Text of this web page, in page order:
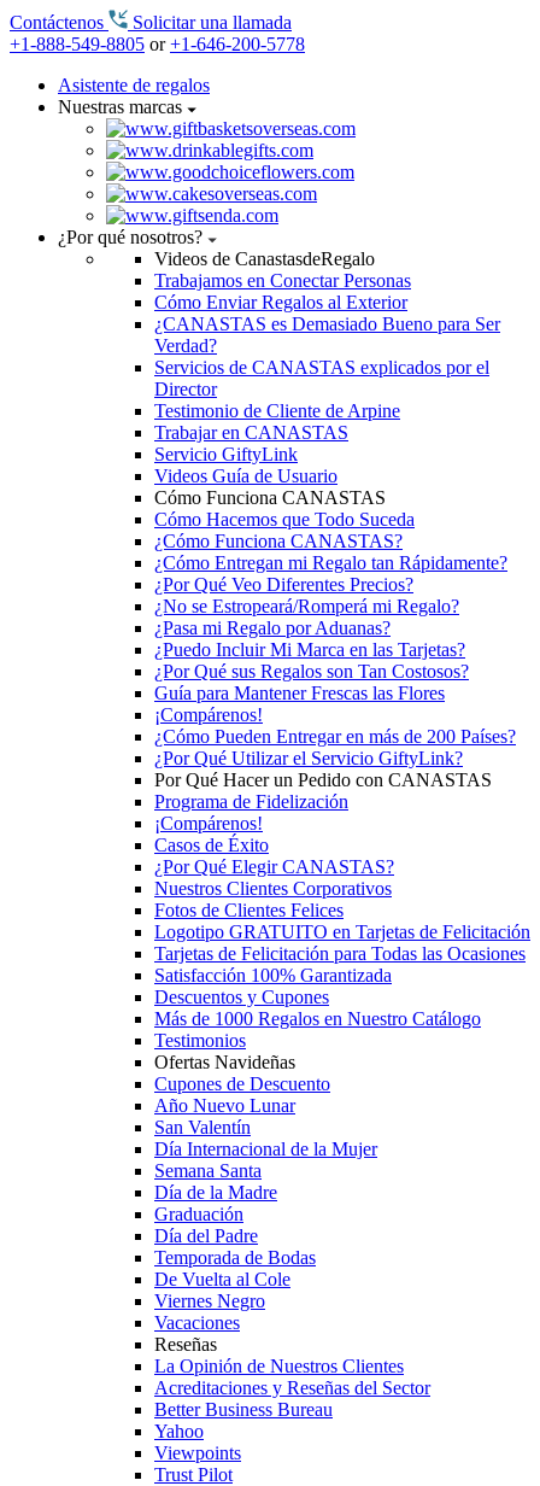
Contáctenos
Solicitar una llamada
+1-888-549-8805 or+1-646-200-5778
Asistente de regalos
Nuestras marcas
¿Por qué nosotros?
Videos de CanastasdeRegalo
Trabajamos en Conectar Personas
Cómo Enviar Regalos al Exterior
¿CANASTAS es Demasiado Bueno para Ser
Verdad?
Servicios de CANASTAS explicados por el
Director
Testimonio de Cliente de Arpine
Trabajar en CANASTAS
Servicio GiftyLink
Videos Guía de Usuario
Cómo Funciona CANASTAS
Cómo Hacemos que Todo Suceda
¿Cómo Funciona CANASTAS?
¿Cómo Entregan mi Regalo tan Rápidamente?
¿Por Qué Veo Diferentes Precios?
¿No se Estropeará/Romperá mi Regalo?
¿Pasa mi Regalo por Aduanas?
¿Puedo Incluir Mi Marca en las Tarjetas?
¿Por Qué sus Regalos son Tan Costosos?
Guía para Mantener Frescas las Flores
¡Compárenos!
¿Cómo Pueden Entregar en más de 200 Países?
¿Por Qué Utilizar el Servicio GiftyLink?
Por Qué Hacer un Pedido con CANASTAS
Programa de Fidelización
¡Compárenos!
Casos de Éxito
¿Por Qué Elegir CANASTAS?
Nuestros Clientes Corporativos
Fotos de Clientes Felices
Logotipo GRATUITO en Tarjetas de Felicitación
Tarjetas de Felicitación para Todas las Ocasiones
Satisfacción 100% Garantizada
Descuentos y Cupones
Más de 1000 Regalos en Nuestro Catálogo
Testimonios
Ofertas Navideñas
Cupones de Descuento
Año Nuevo Lunar
San Valentín
Día Internacional de la Mujer
Semana Santa
Día de la Madre
Graduación
Día del Padre
Temporada de Bodas
De Vuelta al Cole
Viernes Negro
Vacaciones
Reseñas
La Opinión de Nuestros Clientes
Acreditaciones y Reseñas del Sector
Better Business Bureau
Yahoo
Viewpoints
Trust Pilot